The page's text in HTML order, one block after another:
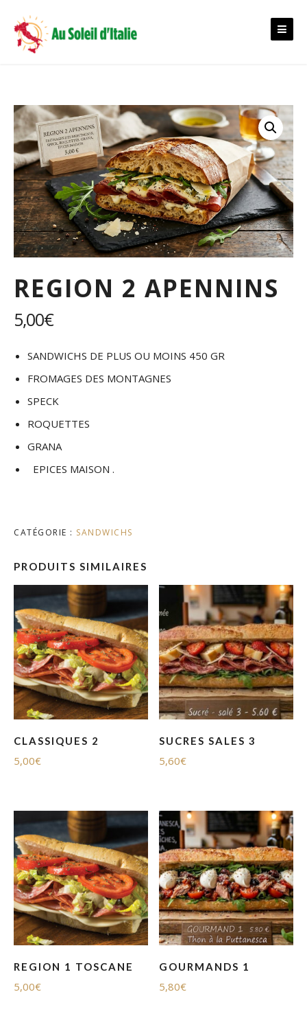
content
REGION 2 APENNINS
5,00€
SANDWICHS DE PLUS OU MOINS 450 GR
FROMAGES DES MONTAGNES
SPECK
ROQUETTES
GRANA
EPICES MAISON .
CATÉGORIE : SANDWICHS
PRODUITS SIMILAIRES
CLASSIQUES 2
5,00€
SUCRES SALES 3
5,60€
REGION 1 TOSCANE
5,00€
GOURMANDS 1
5,80€